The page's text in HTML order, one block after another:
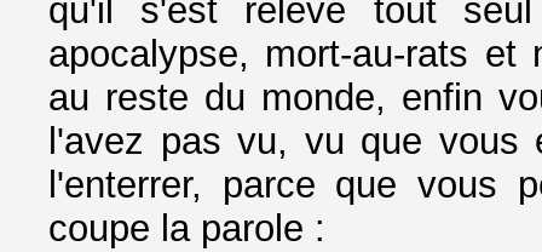
qu'il s'est relevé tout
apocalypse, mort-au-rats et
au reste du monde, enfin
l'avez pas vu, vu que vous
l'enterrer, parce que vous
coupe la parole :